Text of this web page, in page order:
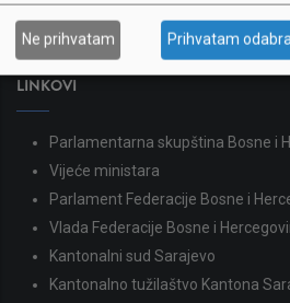
387 33 562-044
387 33 562-210
skupstina@skupstina.ks.gov.ba
LINKOVI
Parlamentarna skupština Bosne i
Vijeće ministara
Parlament Federacije Bosne i
Vlada Federacije Bosne i
Kantonalni sud Sarajevo
Kantonalno tužilaštvo Kantona
Ne prihvatam Prihvatam